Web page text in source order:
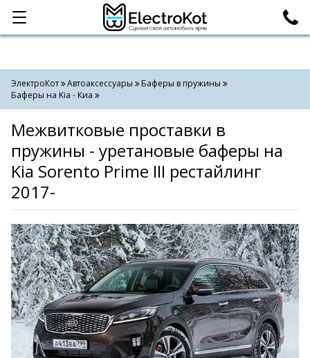
Категории Поиск
ЭлектроКот Автоаксессуары
Баферы в пружины
Баферы на Kia - Киа
Межвитковые проставки в
пружины - уретановые баферы на
Kia Sorento Prime III рестайлинг
2017-